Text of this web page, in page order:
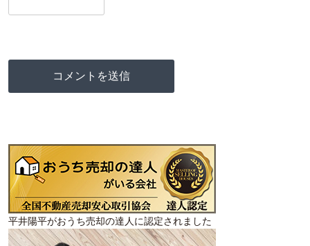
平井陽平がおうち売却の達人に認定されました